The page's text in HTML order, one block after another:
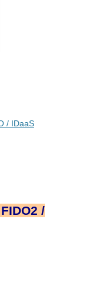
/ IDaaS
/